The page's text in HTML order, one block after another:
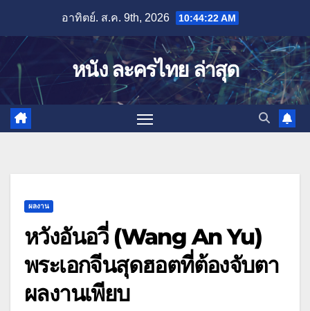
content
อาทิตย์. ส.ค. 9th, 2026 10:44:23 AM
หนัง ละครไทย ล่าสุด
ผลงาน
หวังอันอวี่ (Wang An Yu)
พระเอกจีนสุดฮอตที่ต้องจับตา
ผลงานเพียบ